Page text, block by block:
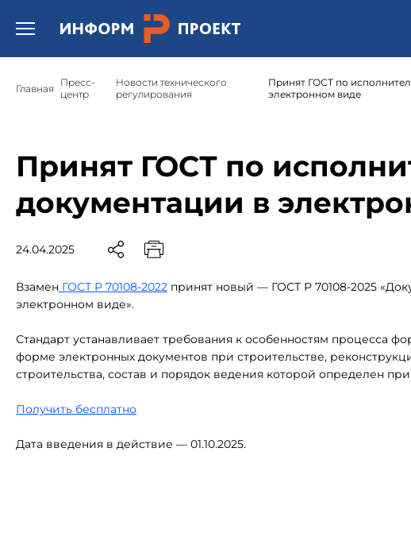
Открыть бургер меню.
Главная
Пресс-
центр
Новости технического
регулирования
Принят ГОСТ по
электронном виде
Принят ГОСТ по
документации в
24.04.2025
Взамен ГОСТ Р 70108-2022 принят новый — ГОСТ Р 70108-2025
электронном виде».
Стандарт устанавливает требования к особенностям процесса
форме электронных документов при строительстве,
строительства, состав и порядок ведения которой определен
Получить бесплатно
Дата введения в действие — 01.10.2025.